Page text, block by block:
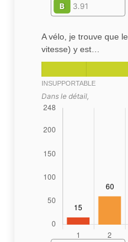
B
3.91
A vélo, je trouve que
vitesse) y est…
INSUPPORTABLE
Dans le détail,